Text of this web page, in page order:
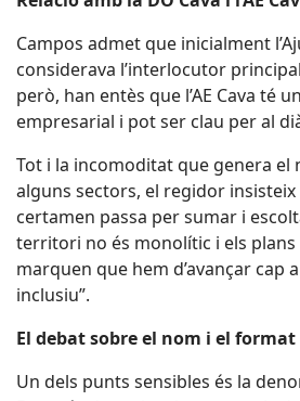
Campos admet que inicialment
considerava l’interlocutor
però, han entès que l’AE Cava té
empresarial i pot ser clau per al
Tot i la incomoditat que genera el
alguns sectors, el regidor
certamen passa per sumar i
territori no és monolític i els plans
marquen que hem d’avançar cap
inclusiu”.
El debat sobre el nom i el format
Un dels punts sensibles és la